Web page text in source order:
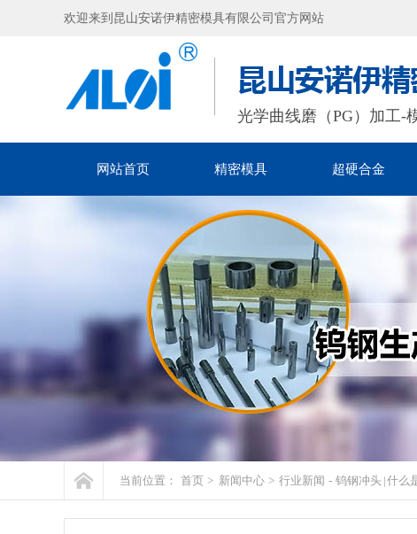
欢迎来到昆山安诺伊精密模具有限公司官方网站
光学曲线磨（PG）加工-
网站首页 精密模具 超硬合金
当前位置： 首页 > 新闻中心 > 行业新闻 - 钨钢冲头 | 什么